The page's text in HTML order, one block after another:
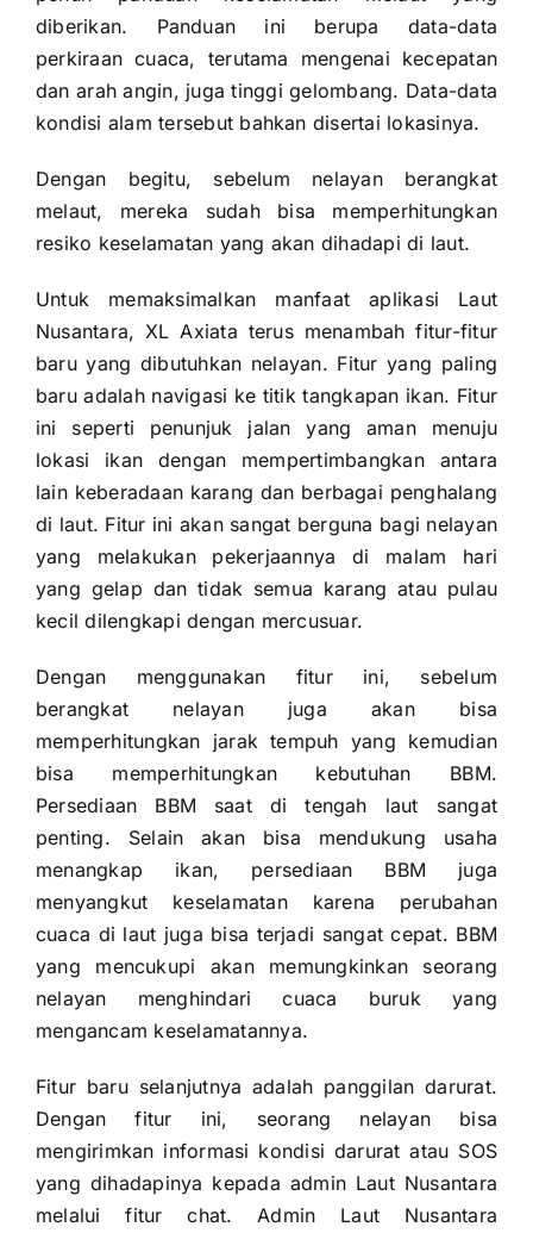
diberikan. Panduan ini berupa data-data
perkiraan cuaca, terutama mengenai kecepatan
dan arah angin, juga tinggi gelombang. Data-data
kondisi alam tersebut bahkan disertai lokasinya.
Dengan begitu, sebelum nelayan berangkat
melaut, mereka sudah bisa memperhitungkan
resiko keselamatan yang akan dihadapi di laut.
Untuk memaksimalkan manfaat aplikasi Laut
Nusantara, XL Axiata terus menambah fitur-fitur
baru yang dibutuhkan nelayan. Fitur yang paling
baru adalah navigasi ke titik tangkapan ikan. Fitur
ini seperti penunjuk jalan yang aman menuju
lokasi ikan dengan mempertimbangkan antara
lain keberadaan karang dan berbagai penghalang
di laut. Fitur ini akan sangat berguna bagi nelayan
yang melakukan pekerjaannya di malam hari
yang gelap dan tidak semua karang atau pulau
kecil dilengkapi dengan mercusuar.
Dengan menggunakan fitur ini, sebelum
berangkat nelayan juga akan bisa
memperhitungkan jarak tempuh yang kemudian
bisa memperhitungkan kebutuhan BBM.
Persediaan BBM saat di tengah laut sangat
penting. Selain akan bisa mendukung usaha
menangkap ikan, persediaan BBM juga
menyangkut keselamatan karena perubahan
cuaca di laut juga bisa terjadi sangat cepat. BBM
yang mencukupi akan memungkinkan seorang
nelayan menghindari cuaca buruk yang
mengancam keselamatannya.
Fitur baru selanjutnya adalah panggilan darurat.
Dengan fitur ini, seorang nelayan bisa
mengirimkan informasi kondisi darurat atau SOS
yang dihadapinya kepada admin Laut Nusantara
melalui fitur chat. Admin Laut Nusantara